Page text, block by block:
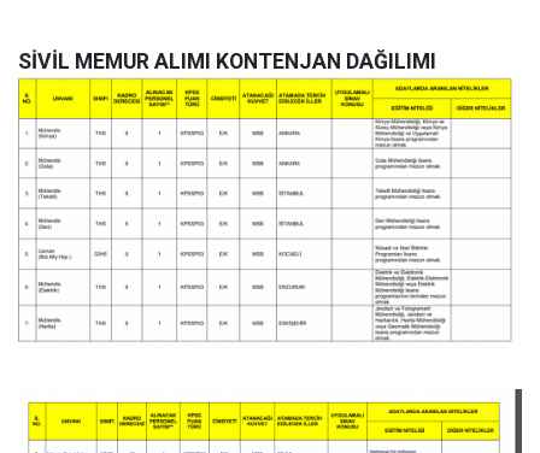
SİVİL MEMUR ALIMI KONTENJAN DAĞILIMI